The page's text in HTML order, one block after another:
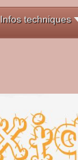
Infos techniques